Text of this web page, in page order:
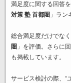
満足度に関する回答
対策 塾 首都圏 」ラン
総合満足度だけでな
圏 」を評価。さらに
も掲載しています。
サービス検討の際、“